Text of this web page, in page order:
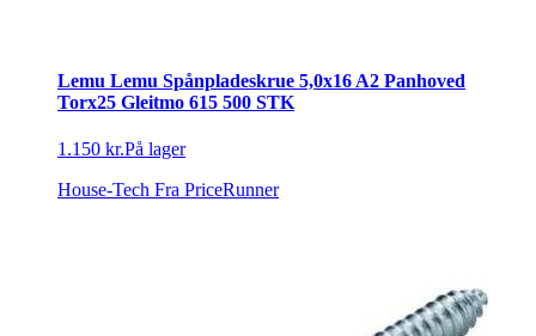
Lemu Lemu Spånpladeskrue 5,0x16 A2 Panhoved
Torx25 Gleitmo 615 500 STK
1.150 kr.På lager
House-Tech Fra PriceRunner